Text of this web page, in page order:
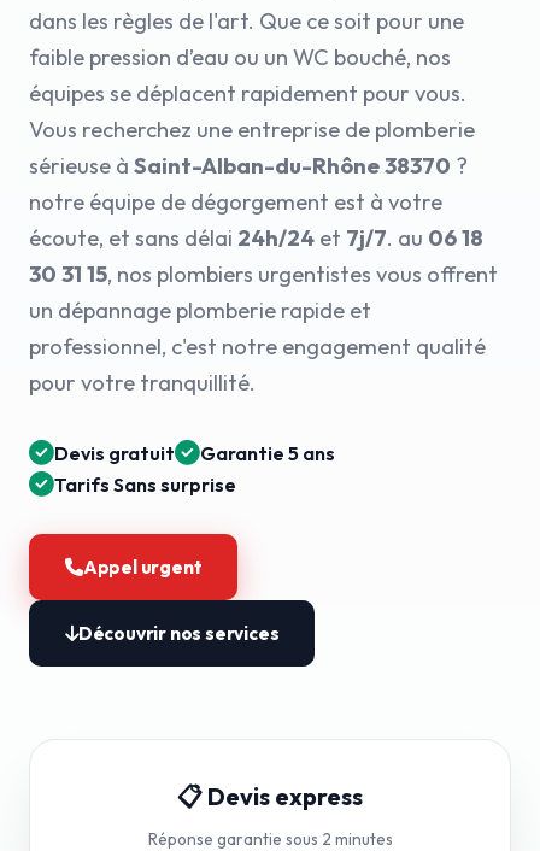
dans les règles de l'art. Que ce soit pour une
faible pression d’eau ou un WC bouché, nos
équipes se déplacent rapidement pour vous.
Vous recherchez une entreprise de plomberie
sérieuse à Saint-Alban-du-Rhône 38370 ?
notre équipe de dégorgement est à votre
écoute, et sans délai 24h/24 et 7j/7. au 06 18
30 31 15, nos plombiers urgentistes vous offrent
un dépannage plomberie rapide et
professionnel, c'est notre engagement qualité
pour votre tranquillité.
Devis gratuit
Garantie 5 ans
Tarifs Sans surprise
Appel urgent
Découvrir nos services
📋 Devis express
Réponse garantie sous 2 minutes